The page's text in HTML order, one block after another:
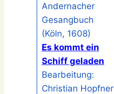
Andernacher
Gesangbuch
(Köln, 1608)
Es kommt ein
Schiff geladen
Bearbeitung:
Christian Hopfner